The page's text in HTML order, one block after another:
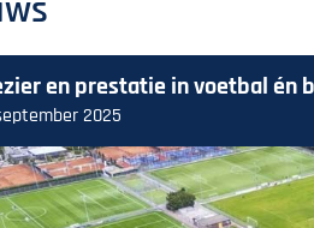
en prestatie in voetbal én
2025